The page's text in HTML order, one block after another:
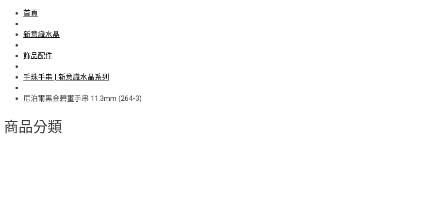
首頁
新意識水晶
飾品配件
手珠手串 | 新意識水晶系列
尼泊爾黑金碧璽手串 11.3mm (264-3)
商品分類